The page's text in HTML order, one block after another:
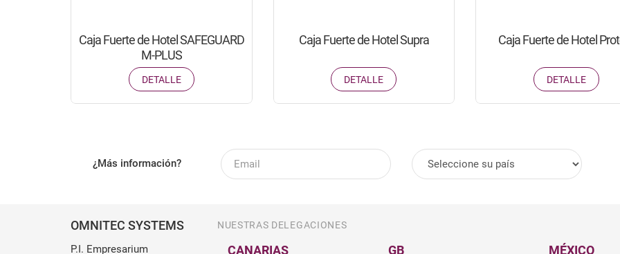
Caja Fuerte de Hotel SAFEGUARD
M-PLUS
DETALLE
Caja Fuerte de Hotel Supra
DETALLE
Caja Fuerte de Hotel
DETALLE
¿Más información?
OMNITEC SYSTEMS
P.I. Empresarium
NUESTRAS DELEGACIONES
CANARIAS GB MÉXICO